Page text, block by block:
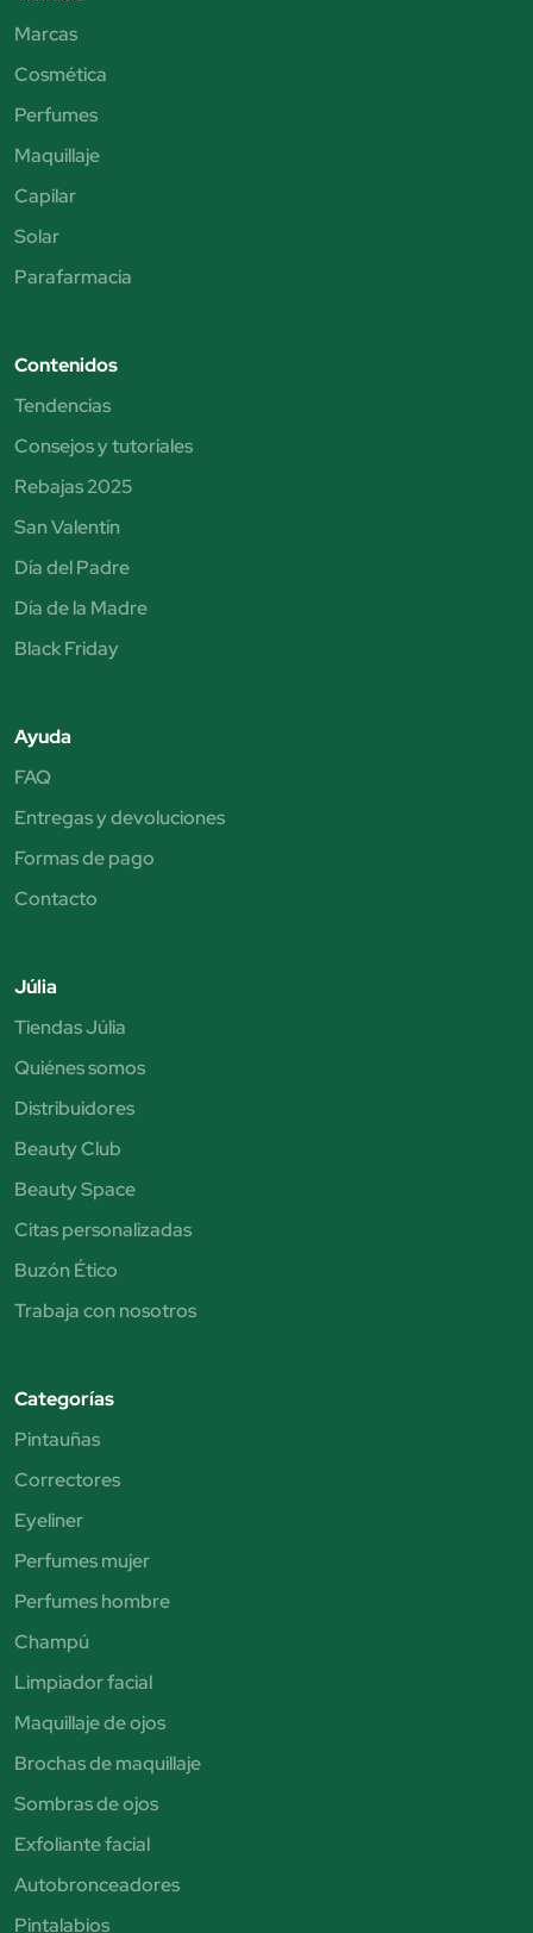
Marcas
Cosmética
Perfumes
Maquillaje
Capilar
Solar
Parafarmacia
Contenidos
Tendencias
Consejos y tutoriales
Rebajas 2025
San Valentín
Día del Padre
Día de la Madre
Black Friday
Ayuda
FAQ
Entregas y devoluciones
Formas de pago
Contacto
Júlia
Tiendas Júlia
Quiénes somos
Distribuidores
Beauty Club
Beauty Space
Citas personalizadas
Buzón Ético
Trabaja con nosotros
Categorías
Pintauñas
Correctores
Eyeliner
Perfumes mujer
Perfumes hombre
Champú
Limpiador facial
Maquillaje de ojos
Brochas de maquillaje
Sombras de ojos
Exfoliante facial
Autobronceadores
Pintalabios